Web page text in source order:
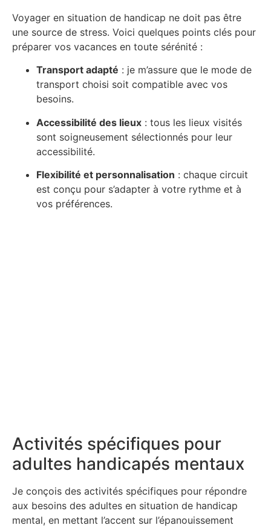
Voyager en situation de handicap ne doit pas être
une source de stress. Voici quelques points clés pour
préparer vos vacances en toute sérénité :
Transport adapté : je m’assure que le mode de
transport choisi soit compatible avec vos
besoins.
Accessibilité des lieux : tous les lieux visités
sont soigneusement sélectionnés pour leur
accessibilité.
Flexibilité et personnalisation : chaque circuit
est conçu pour s’adapter à votre rythme et à
vos préférences.
Activités spécifiques pour
adultes handicapés mentaux
Je conçois des activités spécifiques pour répondre
aux besoins des adultes en situation de handicap
mental, en mettant l’accent sur l’épanouissement